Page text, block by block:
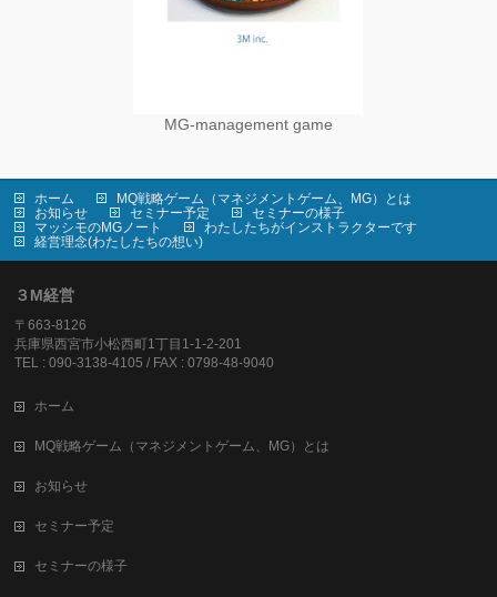
MG-management game
ホーム
MQ戦略ゲーム（マネジメントゲーム、MG）とは
お知らせ
セミナー予定
セミナーの様子
マッシモのMGノート
わたしたちがインストラクターです
経営理念(わたしたちの想い)
３M経営
〒663-8126
兵庫県西宮市小松西町1丁目1-1-2-201
TEL : 090-3138-4105 / FAX : 0798-48-9040
ホーム
MQ戦略ゲーム（マネジメントゲーム、MG）とは
お知らせ
セミナー予定
セミナーの様子